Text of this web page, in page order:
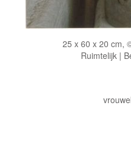
25 x 60 x 20 cm,
Ruimtelijk |